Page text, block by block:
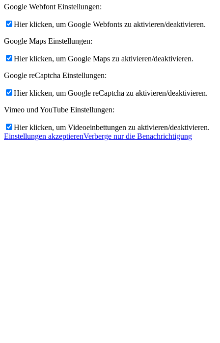
Google Webfont Einstellungen:
Hier klicken, um Google Webfonts zu aktivieren/deaktivieren.
Google Maps Einstellungen:
Hier klicken, um Google Maps zu aktivieren/deaktivieren.
Google reCaptcha Einstellungen:
Hier klicken, um Google reCaptcha zu aktivieren/deaktivieren.
Vimeo und YouTube Einstellungen:
Hier klicken, um Videoeinbettungen zu aktivieren/deaktivieren.
Einstellungen akzeptierenVerberge nur die Benachrichtigung